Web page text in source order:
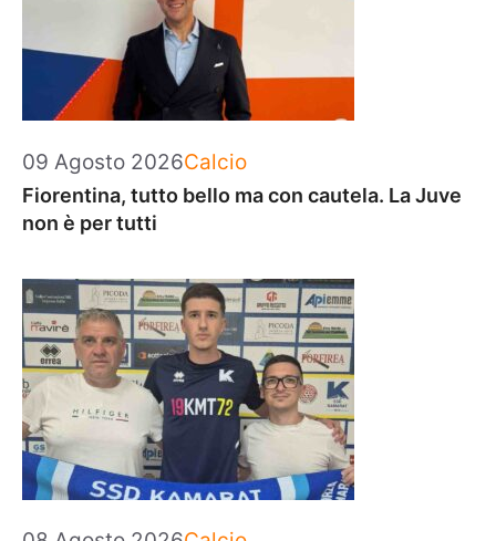
09 Agosto 2026Categorie
Calcio
Fiorentina, tutto bello ma con cautela. La Juve
non è per tutti